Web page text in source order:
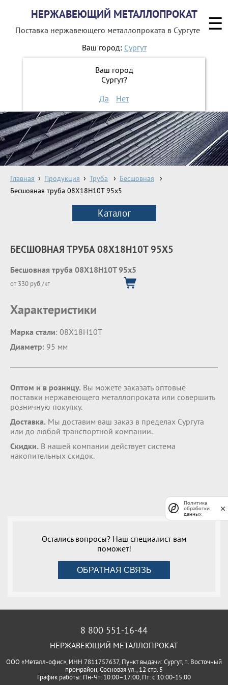
НЕРЖАВЕЮЩИЙ МЕТАЛЛОПРОКАТ
Поставка нержавеющего металлопроката в Сургуте
Ваш город: Сургут
Ваш город
Сургут?
Да
Нет
8 800 551-16-44
ЗАКАЗАТЬ ОБРАТНЫЙ ЗВОНОК
Главная Продукция Труба
Бесшовная
Бесшовная труба 08Х18Н10Т 95х5
Каталог
БЕСШОВНАЯ ТРУБА 08Х18Н10Т 95Х5
Бесшовная труба 08Х18Н10Т 95х5
от 330 руб./кг
Характеристики
Марка стали: 08Х18Н10Т
Диаметр: 95 мм
Оптом и в розницу. Вы можете заказать оптовые
поставки нержавеющего металлопроката или совершить
розничную покупку.
Доставка. Мы доставим ваш заказ в пределах Сургута
или до любой транспортной компании.
Скидки. В нашей компании действует система
накопительных скидок.
Остались вопросы? Наш специалист вам
поможет!
ОБРАТНАЯ СВЯЗЬ
8 800 551-16-44
НЕРЖАВЕЮЩИЙ МЕТАЛЛОПРОКАТ
ООО «Металл-офис», ИНН 7811757637, Пункт выдачи: Сургут, п. Восточный
промрайон, Сосновая ул., 12 стр. 5
График работы: Пн-Чт: 10:00–17:00, Пт: с 10:00-15:00
☰
Политика
обработки
данных